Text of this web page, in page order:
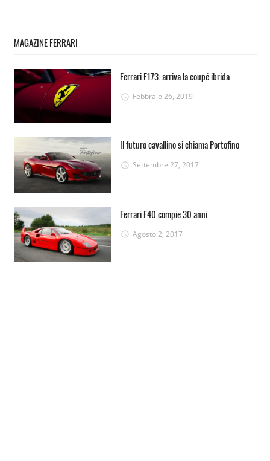
MAGAZINE FERRARI
Ferrari F173: arriva la coupé ibrida
Febbraio 26, 2019
Il futuro cavallino si chiama Portofino
Settembre 27, 2017
Ferrari F40 compie 30 anni
Agosto 2, 2017